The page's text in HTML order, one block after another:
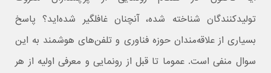
تولیدکنندگان شناخته شده، آنچنان غافلگیر شده‌اید؟ پاسخ
بسیاری از علاقه‌مندان حوزه فناوری و تلفن‌‌های هوشمند به این
سوال منفی است. عموما تا قبل از رونمایی و معرفی اولیه از هر